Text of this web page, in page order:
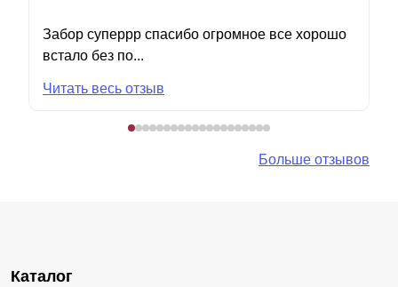
Забор суперрр спасибо огромное все хорошо
встало без по...
Читать весь отзыв
Больше отзывов
Каталог